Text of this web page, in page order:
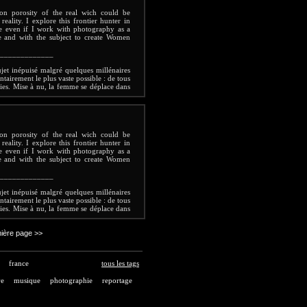
rien d'un sphinx immobile et le
est projetée dans un espace-temps
déplace ses lignes. Elle déborde
son double, se transforme en un être
féminin? Elle plonge en tout cas dans
chère au père du surréalisme.
porosity of the real wich could be
reality. I explore this frontier hunter in
even if I work with photography as a
with the subject to create Women
inépuisé malgré quelques millénaires
le plus vaste possible : de tous
Mise à nu, la femme se déplace dans
pose chez elle. Chaque image est
intime du sujet. La lumière la révèle
une bibliothèque... autant de petits
rien d'un sphinx immobile et le
est projetée dans un espace-temps
déplace ses lignes. Elle déborde
son double, se transforme en un être
féminin? Elle plonge en tout cas dans
chère au père du surréalisme.
porosity of the real wich could be
reality. I explore this frontier hunter in
even if I work with photography as a
with the subject to create Women
inépuisé malgré quelques millénaires
le plus vaste possible : de tous
Mise à nu, la femme se déplace dans
pose chez elle. Chaque image est
intime du sujet. La lumière la révèle
quotidiens, une plante verte ici, un
une bibliothèque... autant de petits
rien d'un sphinx immobile et le
déplace ses lignes. Elle déborde
féminin? Elle plonge en tout cas dans
page >>
tous les tags
france
musique photographie reportage